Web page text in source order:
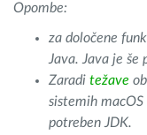
Opombe:
za določene
Java. Java je še
Zaradi težave
sistemih macOS
potreben JDK.